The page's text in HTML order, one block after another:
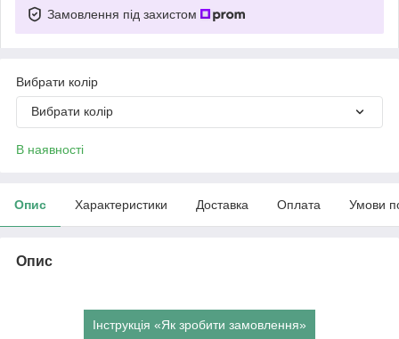
Замовлення під захистом
Вибрати колір
Вибрати колір
В наявності
Опис Характеристики Доставка Оплата Умови
Опис
Інструкція «Як зробити замовлення»